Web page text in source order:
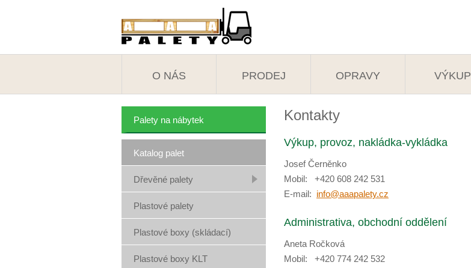
O NÁS PRODEJ OPRAVY VÝKUP
Palety na nábytek
Katalog palet
Dřevěné palety
Plastové palety
Plastové boxy (skládací)
Plastové boxy KLT
Kontakty
Výkup, provoz, nakládka-vykládka
Josef Černěnko
Mobil: +420 608 242 531
E-mail: info@aaapalety.cz
Administrativa, obchodní oddělení
Aneta Ročková
Mobil: +420 774 242 532